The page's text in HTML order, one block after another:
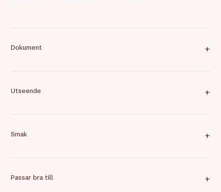
Dokument +
Utseende +
Smak +
Passar bra till +